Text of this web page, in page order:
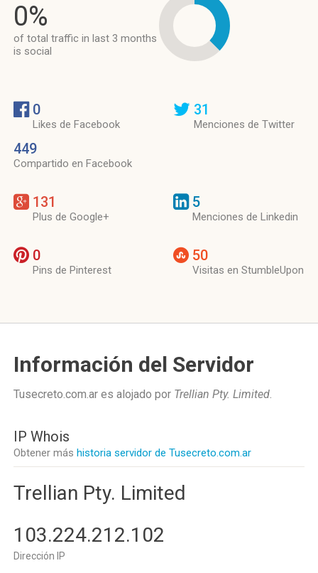
0%
of total traffic in last 3 months
is social
0
Likes de Facebook
449
Compartido en Facebook
31
Menciones de Twitter
131
Plus de Google+
5
Menciones de Linkedin
0
Pins de Pinterest
50
Visitas en StumbleUpon
Información del Servidor
Tusecreto.com.ar es alojado por Trellian Pty. Limited.
IP Whois
Obtener más historia servidor de Tusecreto.com.ar
Trellian Pty. Limited
103.224.212.102
Dirección IP